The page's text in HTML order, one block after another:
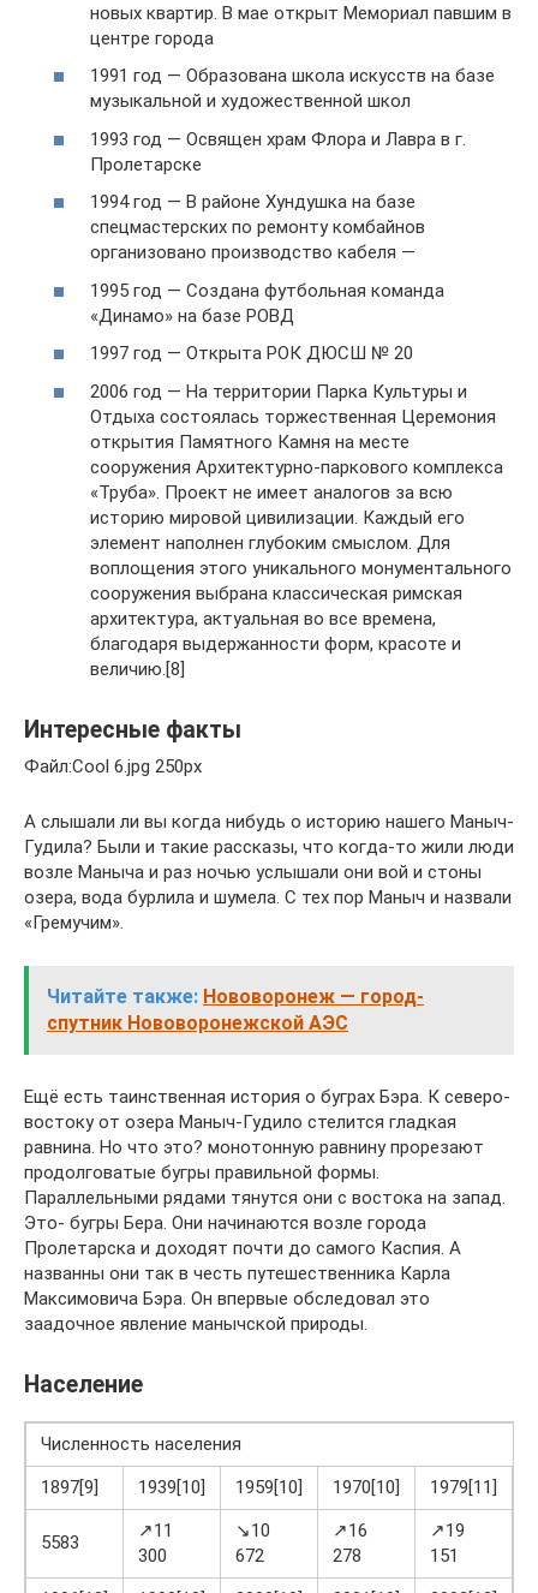
новых квартир. В мае открыт Мемориал павшим в
центре города
1991 год — Образована школа искусств на базе
музыкальной и художественной школ
1993 год — Освящен храм Флора и Лавра в г.
Пролетарске
1994 год — В районе Хундушка на базе
спецмастерских по ремонту комбайнов
организовано производство кабеля —
1995 год — Создана футбольная команда
«Динамо» на базе РОВД
1997 год — Открыта РОК ДЮСШ № 20
2006 год — На территории Парка Культуры и
Отдыха состоялась торжественная Церемония
открытия Памятного Камня на месте
сооружения Архитектурно-паркового комплекса
«Труба». Проект не имеет аналогов за всю
историю мировой цивилизации. Каждый его
элемент наполнен глубоким смыслом. Для
воплощения этого уникального монументального
сооружения выбрана классическая римская
архитектура, актуальная во все времена,
благодаря выдержанности форм, красоте и
величию.[8]
Интересные факты
Файл:Cool 6.jpg 250px
А слышали ли вы когда нибудь о историю нашего Маныч-
Гудила? Были и такие рассказы, что когда-то жили люди
возле Маныча и раз ночью услышали они вой и стоны
озера, вода бурлила и шумела. С тех пор Маныч и назвали
«Гремучим».
Читайте также: Нововоронеж — город-
спутник Нововоронежской АЭС
Ещё есть таинственная история о буграх Бэра. К северо-
востоку от озера Маныч-Гудило стелится гладкая
равнина. Но что это? монотонную равнину прорезают
продолговатые бугры правильной формы.
Параллельными рядами тянутся они с востока на запад.
Это- бугры Бера. Они начинаются возле города
Пролетарска и доходят почти до самого Каспия. А
названны они так в честь путешественника Карла
Максимовича Бэра. Он впервые обследовал это
заадочное явление манычской природы.
Население
Численность населения
1897[9]
1939[10] 1959[10] 1970[10] 1979[11]
5583
↗11
300
↘10
672
↗16
278
↗19
151